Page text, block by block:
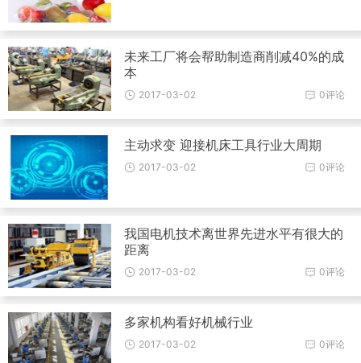
未来工厂将会帮助制造商削减40%的成
本
0评论
2017-03-02
主动求变 迎接机床工具行业大周期
0评论
2017-03-02
我国电机技术离世界先进水平有很大的
距离
0评论
2017-03-02
多家机构看好机械行业
0评论
2017-03-02